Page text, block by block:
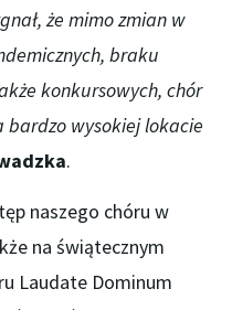
że mimo zmian w
braku
konkursowych, chór
bardzo wysokiej lokacie
.
naszego chóru w
na świątecznym
Laudate Dominum